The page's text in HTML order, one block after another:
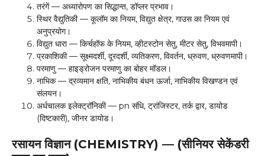
तरंगें — अध्यारोपण का सिद्धान्त, डॉप्लर प्रभाव।
स्थिर वैद्युतिकी — कूलॉम का नियम, विद्युत क्षेत्र, गाउस का नियम एवं
अनुप्रयोग।
विद्युत धारा — किर्चहॉफ के नियम, व्हीटस्टोन सेतु, मीटर सेतु, विभवमापी।
प्रकाशिकी — सूक्ष्मदर्शी, दूरदर्शी, व्यतिकरण, विवर्तन, ध्रुवण, ध्रुवणमापी।
परमाणु — हाइड्रोजन परमाणु का बोहर मॉडल।
नाभिक — द्रव्यमान क्षति, नाभिकीय बंधन ऊर्जा, नाभिकीय विखण्डन एवं
संलयन।
अर्धचालक इलेक्ट्रॉनिकी — pn संधि, ट्रांजिस्टर, तर्क द्वार, डायोड
(दिष्टकारी), जीनर डायोड।
रसायन विज्ञान (CHEMISTRY) — (सीनियर सेकेंडरी